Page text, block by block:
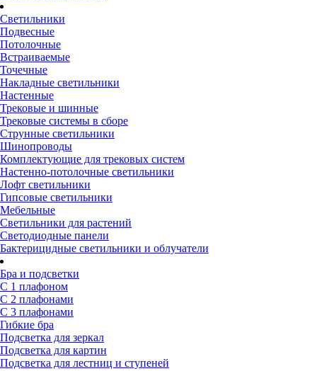
Светильники
Подвесные
Потолочные
Встраиваемые
Точечные
Накладные светильники
Настенные
Трековые и шинные
Трековые системы в сборе
Струнные светильники
Шинопроводы
Комплектующие для трековых систем
Настенно-потолочные светильники
Лофт светильники
Гипсовые светильники
Мебельные
Светильники для растений
Светодиодные панели
Бактерицидные светильники и облучатели
Бра и подсветки
С 1 плафоном
С 2 плафонами
С 3 плафонами
Гибкие бра
Подсветка для зеркал
Подсветка для картин
Подсветка для лестниц и ступеней